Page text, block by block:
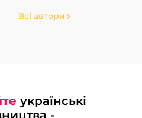
Всі автори
українські
-